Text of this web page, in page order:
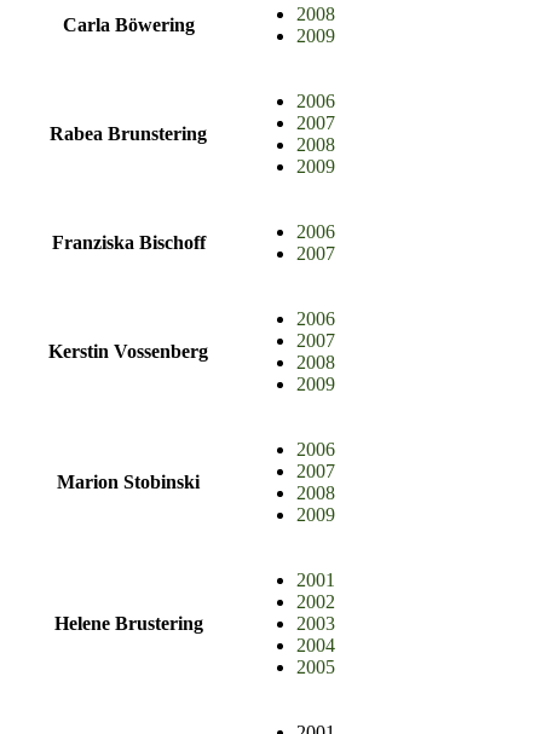
Carla Böwering
2008
2009
Rabea Brunstering
2006
2007
2008
2009
Franziska Bischoff
2006
2007
Kerstin Vossenberg
2006
2007
2008
2009
Marion Stobinski
2006
2007
2008
2009
Helene Brustering
2001
2002
2003
2004
2005